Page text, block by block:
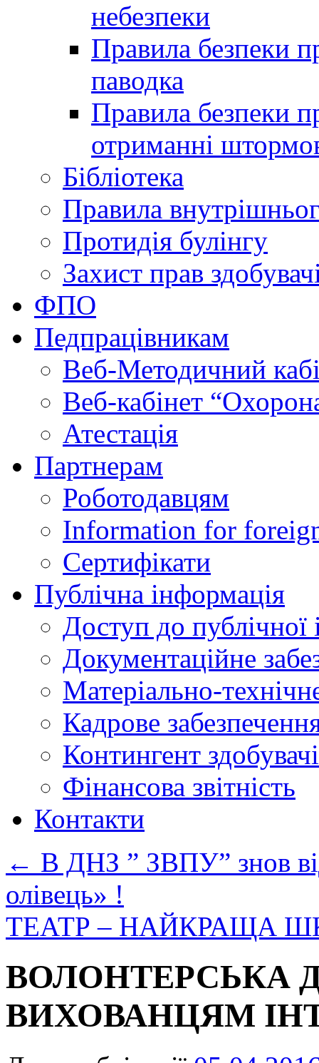
небезпеки
Правила безпеки
паводка
Правила безпеки
отриманні
Бібліотека
Правила
Протидія булінгу
Захист прав
ФПО
Педпрацівникам
Веб-Методичний
Веб-кабінет
Атестація
Партнерам
Роботодавцям
Information for
Сертифікати
Публічна інформація
Доступ до публічної
Документаційне
Матеріально-
Кадрове
Контингент
Фінансова звітність
Контакти
← В ДНЗ ” ЗВПУ” знов
олівець» !
ТЕАТР – НАЙКРАЩА
ВОЛОНТЕРСЬКА
ВИХОВАНЦЯМ